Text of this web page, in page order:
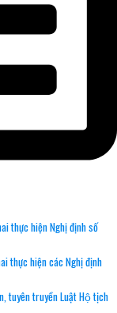
thực hiện Nghị định số
thực hiện các Nghị định
tuyên truyền Luật Hộ tịch